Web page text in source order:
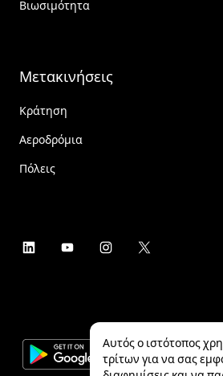
Βιωσιμότητα
Μετακινήσεις
Κράτηση
Αεροδρόμια
Πόλεις
Αυτός ο ιστότοπος
τρίτων για να σας